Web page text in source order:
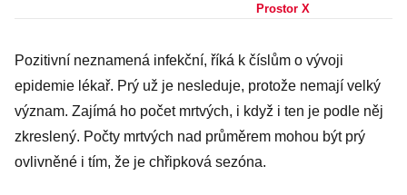
znovu se bude
se poddat
strachu a
výhrůžkám
Prostor X
Pozitivní neznamená infekční, říká k číslům o vývoji
epidemie lékař. Prý už je nesleduje, protože nemají velký
význam. Zajímá ho počet mrtvých, i když i ten je podle něj
zkreslený. Počty mrtvých nad průměrem mohou být prý
ovlivněné i tím, že je chřipková sezóna.